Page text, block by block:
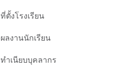
ที่ตั้งโรงเรียน
ผลงานนักเรียน
ทำเนียบบุคลากร